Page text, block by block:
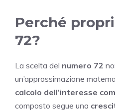
Perché
72?
La scelta del numero 72
un’approssimazione
calcolo dell’interesse
composto segue una